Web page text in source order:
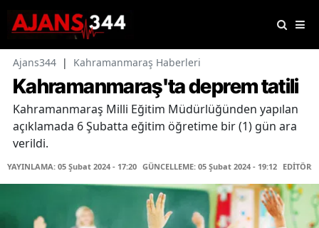
Ajans344 | Kahramanmaraş Haberleri
Kahramanmaraş'ta deprem tatili
Kahramanmaraş Milli Eğitim Müdürlüğünden yapılan
açıklamada 6 Şubatta eğitim öğretime bir (1) gün ara
verildi.
YAYINLAMA: 05 Şubat 2024 - 17:20 GÜNCELLEME: 05 Şubat 2024 - 19:12